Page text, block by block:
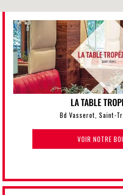
LA TABLE
Bd Vasserot, Saint-
VOIR NOTRE